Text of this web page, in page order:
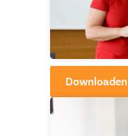
Downloaden